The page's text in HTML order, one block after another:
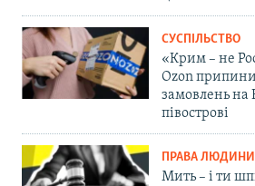
СУСПІЛЬСТВО
«Крим – не
Ozon
замовлень
півострові
ПРАВА ЛЮДИНИ
Мить – і ти